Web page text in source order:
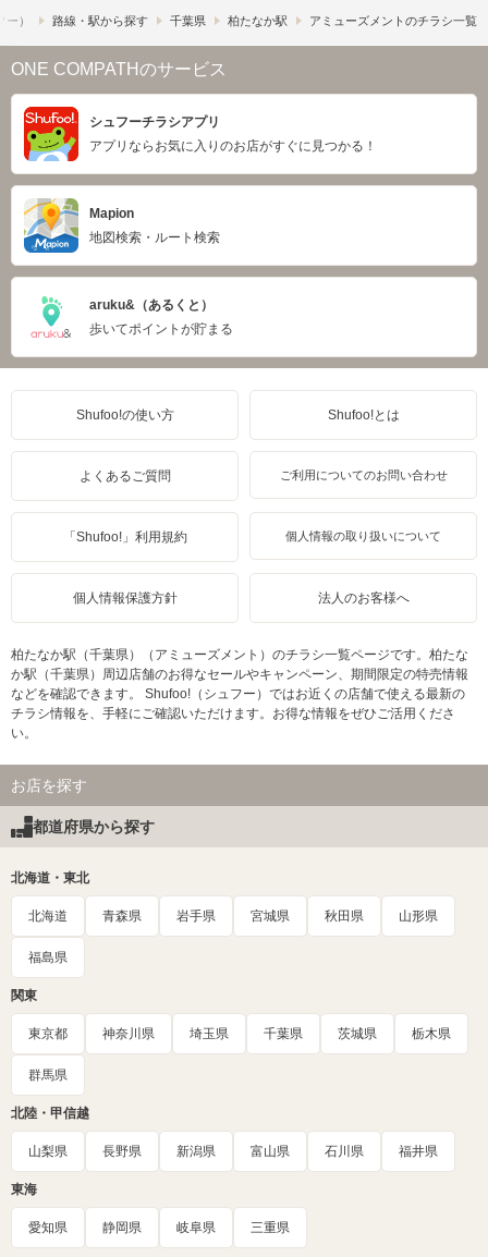
） 路線・駅から探す 千葉県 柏たなか駅 アミューズメントのチラシ一覧
ONE COMPATHのサービス
シュフーチラシアプリ
アプリならお気に入りのお店がすぐに見つかる！
Mapion
地図検索・ルート検索
aruku&（あるくと）
歩いてポイントが貯まる
Shufoo!の使い方 Shufoo!とは
よくあるご質問 ご利用についてのお問い合わせ
「Shufoo!」利用規約 個人情報の取り扱いについて
個人情報保護方針 法人のお客様へ
柏たなか駅（千葉県）（アミューズメント）のチラシ一覧ページです。柏たな
か駅（千葉県）周辺店舗のお得なセールやキャンペーン、期間限定の特売情報
などを確認できます。 Shufoo!（シュフー）ではお近くの店舗で使える最新の
チラシ情報を、手軽にご確認いただけます。お得な情報をぜひご活用くださ
い。
お店を探す
都道府県から探す
北海道・東北
北海道 青森県 岩手県 宮城県 秋田県 山形県
福島県
関東
東京都 神奈川県 埼玉県 千葉県 茨城県 栃木県
群馬県
北陸・甲信越
山梨県 長野県 新潟県 富山県 石川県 福井県
東海
愛知県 静岡県 岐阜県 三重県